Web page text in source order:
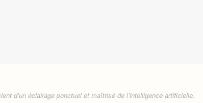
d’un éclairage ponctuel et maîtrisé de l’intelligence artificielle.